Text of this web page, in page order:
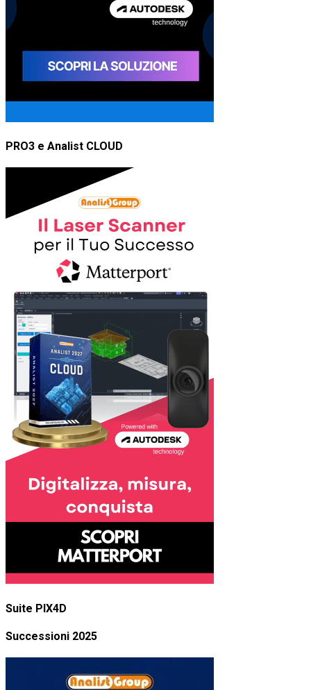
PRO3 e Analist CLOUD
Suite PIX4D
Successioni 2025